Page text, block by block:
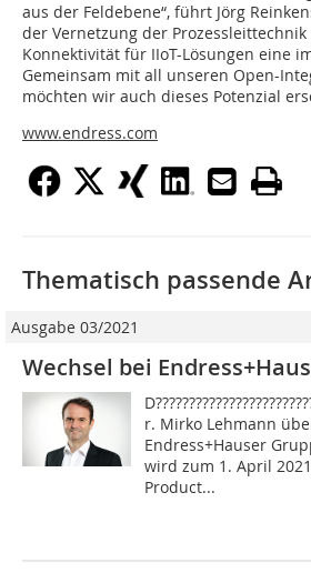
aus der Feldebene“, führt Jörg
der Vernetzung der
Konnektivität für IIoT-Lösungen eine
Gemeinsam mit all unseren Open-
möchten wir auch dieses Potenzial
www.endress.com
Thematisch passende
Ausgabe 03/2021
Wechsel bei
r. Mirko Lehmann
Endress+Hauser
wird zum 1. April
Product...